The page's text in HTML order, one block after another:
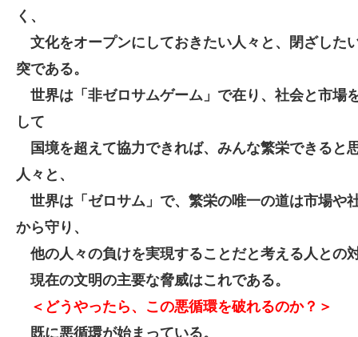
く、
文化をオープンにしておきたい人々と、閉ざした
突である。
世界は「非ゼロサムゲーム」で在り、社会と市場
して
国境を超えて協力できれば、みんな繁栄できると
人々と、
世界は「ゼロサム」で、繁栄の唯一の道は市場や
から守り、
他の人々の負けを実現することだと考える人との
現在の文明の主要な脅威はこれである。
＜どうやったら、この悪循環を破れるのか？＞
既に悪循環が始まっている。